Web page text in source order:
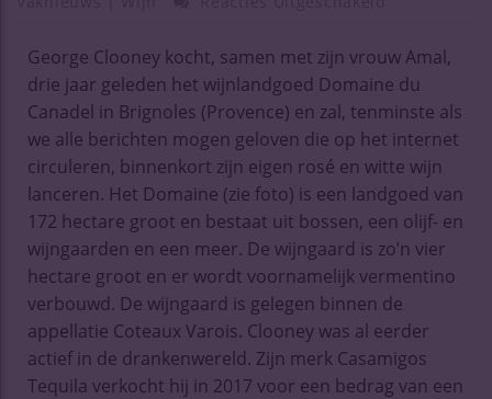
George Clooney kocht, samen met zijn vrouw Amal,
drie jaar geleden het wijnlandgoed Domaine du
Canadel in Brignoles (Provence) en zal, tenminste als
we alle berichten mogen geloven die op het internet
circuleren, binnenkort zijn eigen rosé en witte wijn
lanceren. Het Domaine (zie foto) is een landgoed van
172 hectare groot en bestaat uit bossen, een olijf- en
wijngaarden en een meer. De wijngaard is zo’n vier
hectare groot en er wordt voornamelijk vermentino
verbouwd. De wijngaard is gelegen binnen de
appellatie Coteaux Varois. Clooney was al eerder
actief in de drankenwereld. Zijn merk Casamigos
Tequila verkocht hij in 2017 voor een bedrag van een